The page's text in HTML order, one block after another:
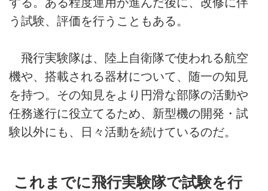
う試験、評価を行うこともある。
飛行実験隊は、陸上自衛隊で使われる航空
機や、搭載される器材について、随一の知見
を持つ。その知見をより円滑な部隊の活動や
任務遂行に役立てるため、新型機の開発・試
験以外にも、日々活動を続けているのだ。
これまでに飛行実験隊で試験を行